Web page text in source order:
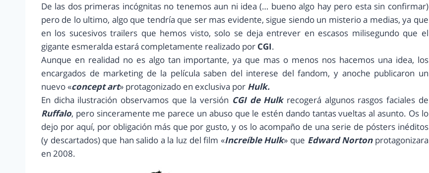
De las dos primeras incógnitas no tenemos aun ni idea (… bueno algo hay pero esta sin confirmar)
pero de lo ultimo, algo que tendría que ser mas evidente, sigue siendo un misterio a medias, ya que
en los sucesivos trailers que hemos visto, solo se deja entrever en escasos milisegundo que el
gigante esmeralda estará completamente realizado por CGI.
Aunque en realidad no es algo tan importante, ya que mas o menos nos hacemos una idea, los
encargados de marketing de la película saben del interese del fandom, y anoche publicaron un
nuevo «concept art» protagonizado en exclusiva por Hulk.
En dicha ilustración observamos que la versión CGI de Hulkrecogerá algunos rasgos faciales de
Ruffalo, pero sinceramente me parece un abuso que le estén dando tantas vueltas al asunto. Os lo
dejo por aquí, por obligación más que por gusto, y os lo acompaño de una serie de pósters inéditos
(y descartados) que han salido a la luz del film «Increíble Hulk» que Edward Nortonprotagonizara
en 2008.